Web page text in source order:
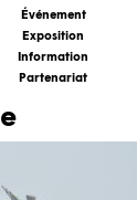
Événement
Exposition
Information
Partenariat